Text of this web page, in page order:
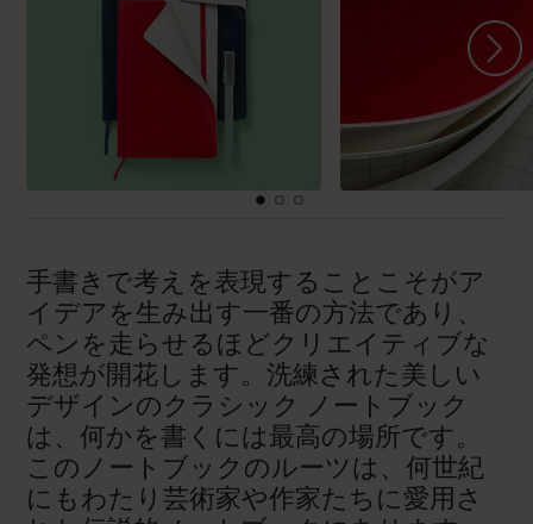
手書きで考えを表現することこそがア
イデアを生み出す一番の方法であり、
ペンを走らせるほどクリエイティブな
発想が開花します。洗練された美しい
デザインのクラシック ノートブック
は、何かを書くには最高の場所です。
このノートブックのルーツは、何世紀
にもわたり芸術家や作家たちに愛用さ